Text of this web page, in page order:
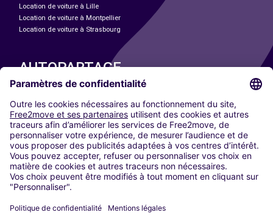
Location de voiture à Lille
Location de voiture à Montpellier
Location de voiture à Strasbourg
AUTOPARTAGE
Paris
Madrid
Washington DC
Milan
Rome
Turin
Vienne
Berlin
Düsseldorf